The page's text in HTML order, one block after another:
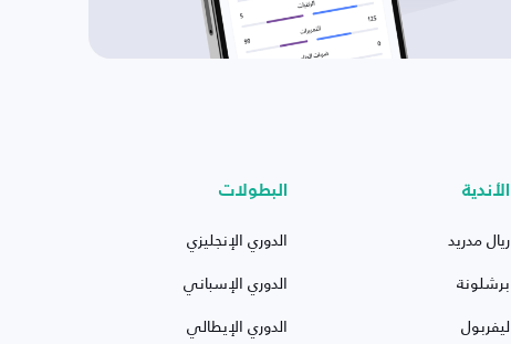
الأندية
ريال مدريد
برشلونة
ليفربول
البطولات
الدوري الإنجليزي
الدوري الإسباني
الدوري الإيطالي